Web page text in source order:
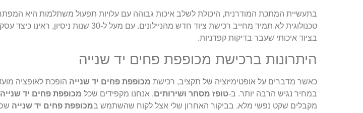
בתעשיית המתכת המודרנית, היכולת לשלב איכות גבוהה עם עלויות תפעול משתלמות היא
טכנולוגית לא תמיד מחייב רכישת ציוד חדש
בציוד איכותי שעבר בדיקות קפדניות.
היתרונות ברכישת מכופפת פחים יד שנייה
כאשר מדברים על אופטימיזציה של תקציב, רכישת מכופפת פחים יד שנייה הופכת לאופציה
במחיר נגיש הרבה יותר. ב-טופז מסחר ושירותים, אנחנו מקפידים שכל מכופפת פחים יד שנייה
מקבלים שקט נפשי מלא. בביקור האחרון שלי אצל לקוח שהשתמש במכופפת פחים יד שנייה